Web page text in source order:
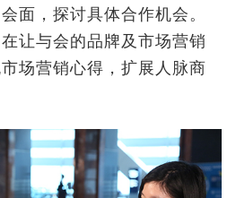
面，探讨具体合作机会。
让与会的品牌及市场营销
场营销心得，扩展人脉商